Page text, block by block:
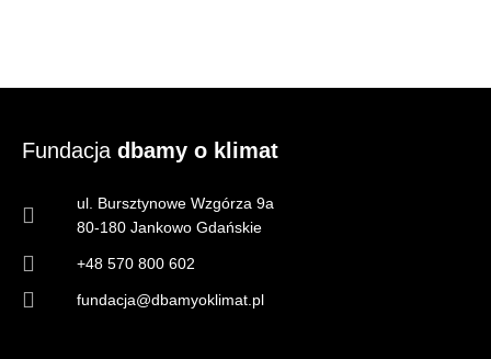
Fundacja dbamy o klimat
ul. Bursztynowe Wzgórza 9a
80-180 Jankowo Gdańskie
+48 570 800 602
fundacja@dbamyoklimat.pl